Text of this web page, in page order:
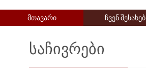
მთავარი ჩვენ შესახებ
საჩივრები